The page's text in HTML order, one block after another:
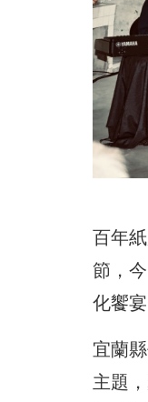
百年
節，
化饗
宜蘭
主題